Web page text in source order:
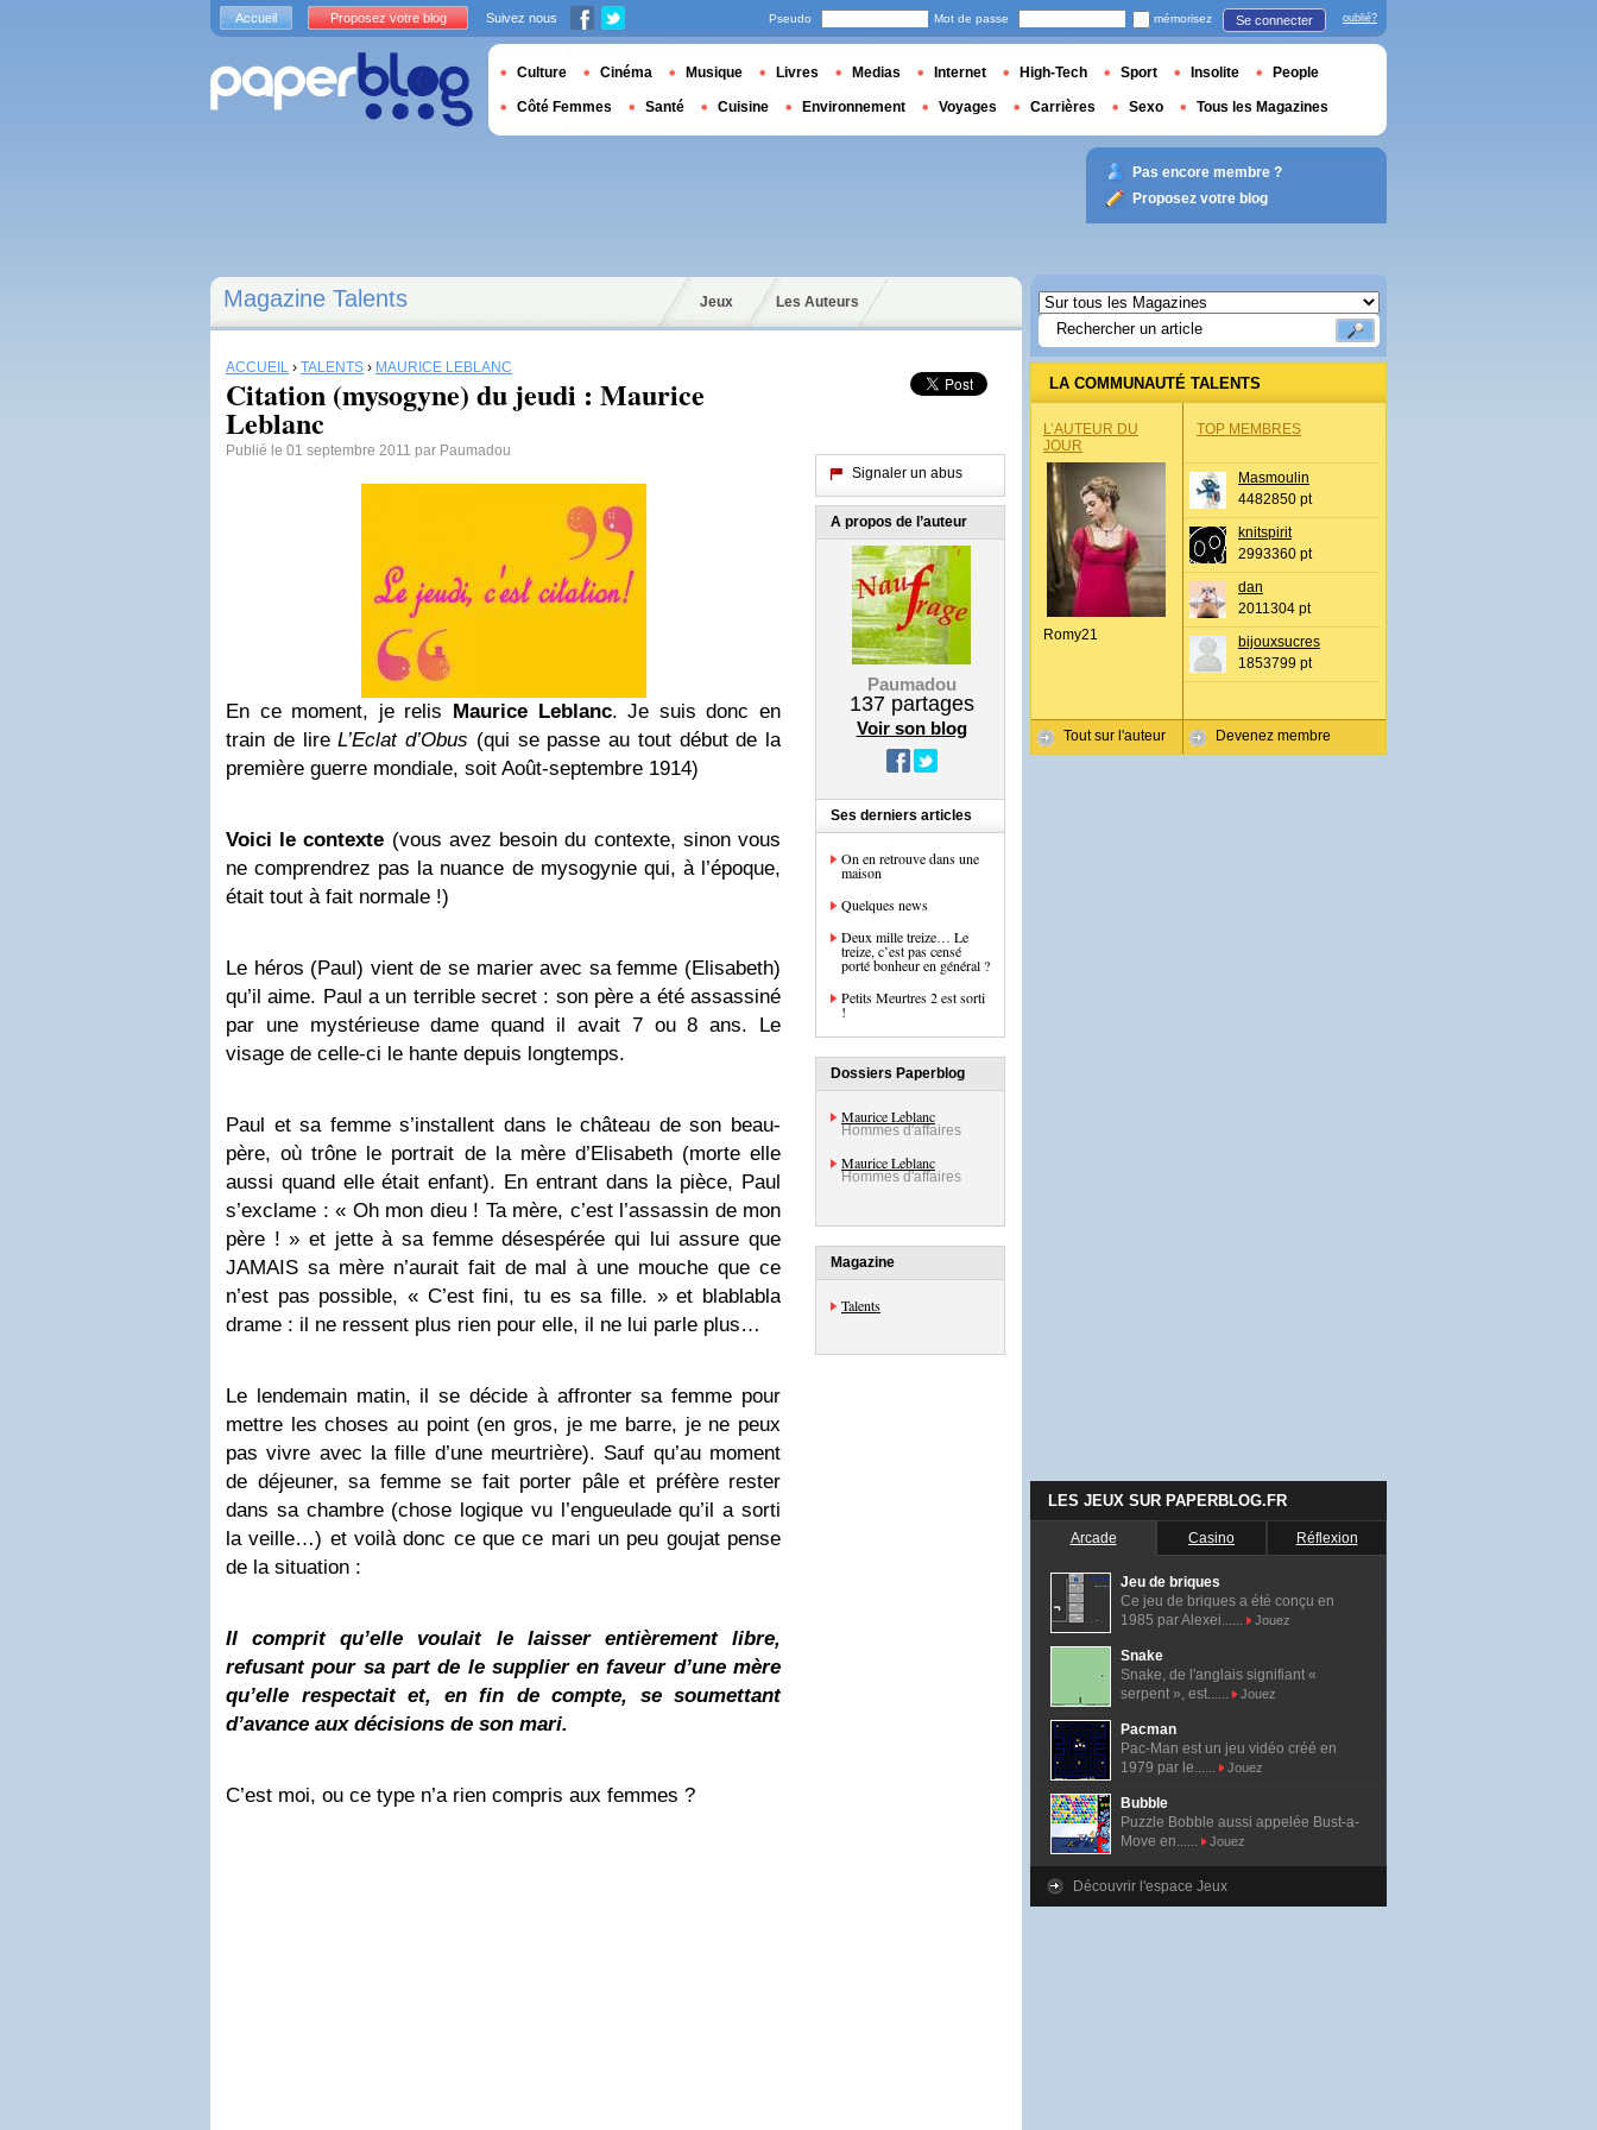
Magazine Talents Jeux Les Auteurs
ACCUEIL › TALENTS › MAURICE LEBLANC
Citation (mysogyne) du jeudi : Maurice
Leblanc
Publié le 01 septembre 2011 par Paumadou
En ce moment, je relis Maurice Leblanc. Je suis donc en
train de lireL’Eclat d’Obus (qui se passe au tout début de la
première guerre mondiale, soit Août-septembre 1914)
Voici le contexte (vous avez besoin du contexte, sinon vous
ne comprendrez pas la nuance de mysogynie qui, à l’époque,
était tout à fait normale !)
Le héros (Paul) vient de se marier avec sa femme (Elisabeth)
qu’il aime. Paul a un terrible secret : son père a été assassiné
par une mystérieuse dame quand il avait 7 ou 8 ans. Le
visage de celle-ci le hante depuis longtemps.
Paul et sa femme s’installent dans le château de son beau-
père, où trône le portrait de la mère d’Elisabeth (morte elle
aussi quand elle était enfant). En entrant dans la pièce, Paul
s’exclame : « Oh mon dieu ! Ta mère, c’est l’assassin de mon
père ! » et jette à sa femme désespérée qui lui assure que
JAMAIS sa mère n’aurait fait de mal à une mouche que ce
n’est pas possible, « C’est fini, tu es sa fille. » et blablabla
drame : il ne ressent plus rien pour elle, il ne lui parle plus…
Le lendemain matin, il se décide à affronter sa femme pour
mettre les choses au point (en gros, je me barre, je ne peux
pas vivre avec la fille d’une meurtrière). Sauf qu’au moment
de déjeuner, sa femme se fait porter pâle et préfère rester
dans sa chambre (chose logique vu l’engueulade qu’il a sorti
la veille…) et voilà donc ce que ce mari un peu goujat pense
de la situation :
Il comprit qu’elle voulait le laisser entièrement libre,
refusant pour sa part de le supplier en faveur d’une mère
qu’elle respectait et, en fin de compte, se soumettant
d’avance aux décisions de son mari.
C’est moi, ou ce type n’a rien compris aux femmes ?
Signaler un abus
A propos de l’auteur
Paumadou
137partages
Voir son blog
Ses derniers articles
On en retrouve dans une
maison
Quelques news
Deux mille treize… Le
treize, c’est pas censé
porté bonheur en général ?
Petits Meurtres 2 est sorti
!
Dossiers Paperblog
Maurice Leblanc
Hommes d'affaires
Maurice Leblanc
Hommes d'affaires
Magazine
Talents
LA COMMUNAUTÉ TALENTS
L’AUTEUR DU
JOUR
Romy21
Tout sur l'auteur
TOP MEMBRES
Masmoulin
4482850 pt
knitspirit
2993360 pt
dan
2011304 pt
bijouxsucres
1853799 pt
Devenez membre
LES JEUX SUR PAPERBLOG.FR
Arcade Casino Réflexion
Jeu de briques
Ce jeu de briques a été conçu en
1985 par Alexei......
Jouez
Snake
Snake, de l'anglais signifiant «
serpent », est......
Jouez
Pacman
Pac-Man est un jeu vidéo créé en
1979 par le......
Jouez
Bubble
Puzzle Bobble aussi appelée Bust-a-
Move en......
Jouez
Découvrir l'espace Jeux
Accueil Proposez votre blog Suivez nous Pseudo Mot de passe mémorisez Se connecter oublié?
Culture Cinéma Musique Livres Medias Internet High-Tech Sport Insolite People
Côté Femmes Santé Cuisine Environnement Voyages Carrières Sexo Tous les Magazines
Pas encore membre ?
Proposez votre blog